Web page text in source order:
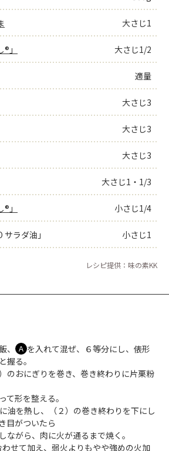
大さじ1
」 大さじ1/2
適量
大さじ3
大さじ3
大さじ3
大さじ1・1/3
」 小さじ1/4
サラダ油」 小さじ1
レシピ提供：味の素KK
、 Ａ を入れて混ぜ、６等分にし、俵形
握る。
のおにぎりを巻き、巻き終わりに片栗粉
て形を整える。
油を熱し、（２）の巻き終わりを下にし
目がついたら
ながら、肉に火が通るまで焼く。
わせて加え、弱火よりもやや強めの火加